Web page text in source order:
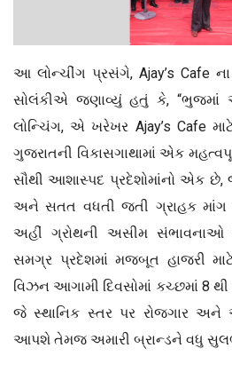
આ લોન્ચીંગ પ્રસંગે, Ajay’s Cafe
સોલંકીએ જણાવ્યું હતું કે, “ભુજમાં
લોન્ચિંગ, એ ખરેખર Ajay’s Cafe
ગુજરાતની વિકાસગાથામાં એક
સૌથી આશાસ્પદ પ્રદેશોમાંનો એક છે,
અને સતત વધતી જતી ગ્રાહક માંગ
અહીં ગ્રોથની અસીમ
સમગ્ર પ્રદેશમાં મજબૂત હાજરી
વિઝન આગામી દિવસોમાં કચ્છમાં 8 થી
જે સ્થાનિક સ્તર પર રોજગાર અને
આપશે તેમજ અમારી બ્રાન્ડને વધુ